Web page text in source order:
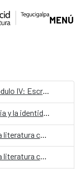
MENÚ
Diplomado en Escritura Creativa – Módulo IV: Escrituras híbridas
Legado Afro: Guardianas de la Memoria y la identidad cultural
Conferencia: El hecho identitario en la literatura contemporánea
Conferencia: El hecho identitario en la literatura contemporánea